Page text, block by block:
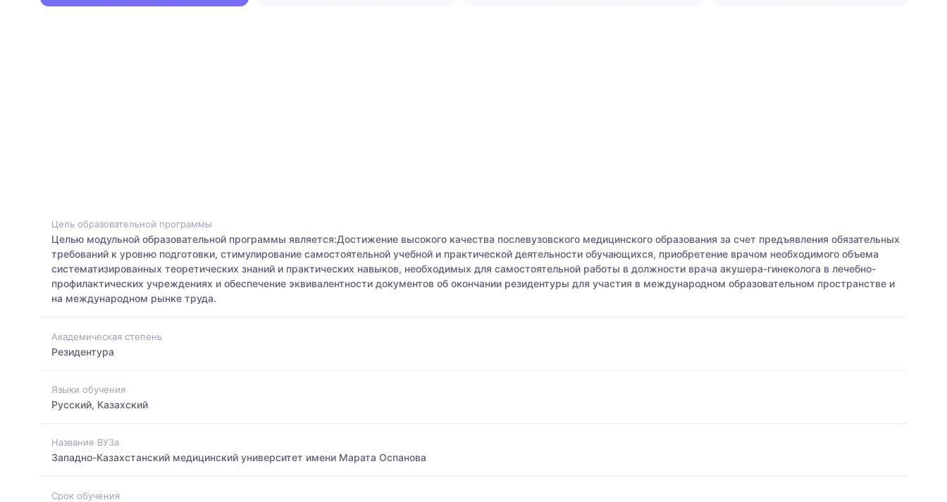
Цель образовательной программы
Целью модульной образовательной программы является:Достижение высокого качества послевузовского медицинского образования за счет предъявления обязательных
требований к уровню подготовки, стимулирование самостоятельной учебной и практической деятельности обучающихся, приобретение врачом необходимого объема
систематизированных теоретических знаний и практических навыков, необходимых для самостоятельной работы в должности врача акушера-гинеколога в лечебно-
профилактических учреждениях и обеспечение эквивалентности документов об окончании резидентуры для участия в международном образовательном пространстве и
на международном рынке труда.
Академическая степень
Резидентура
Языки обучения
Русский, Казахский
Название ВУЗа
Западно-Казахстанский медицинский университет имени Марата Оспанова
Срок обучения